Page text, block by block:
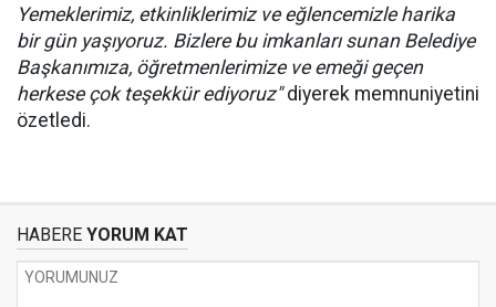
Yemeklerimiz, etkinliklerimiz ve eğlencemizle harika
bir gün yaşıyoruz. Bizlere bu imkanları sunan Belediye
Başkanımıza, öğretmenlerimize ve emeği geçen
herkese çok teşekkür ediyoruz"diyerek memnuniyetini
özetledi.
HABERE YORUM KAT